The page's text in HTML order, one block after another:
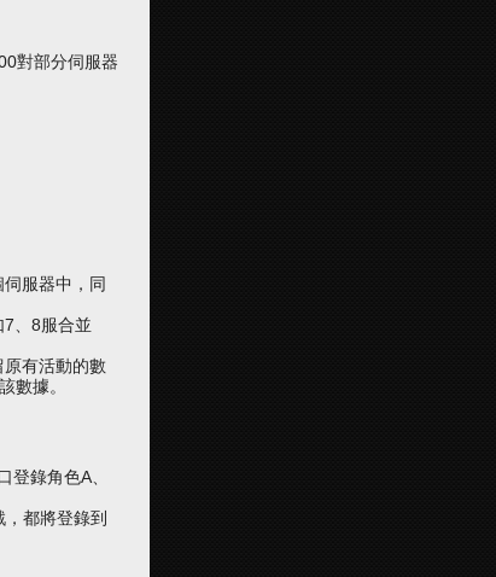
對部分伺服器
伺服器中，同
、8服合並
有活動的數
數據。
登錄角色A、
，都將登錄到